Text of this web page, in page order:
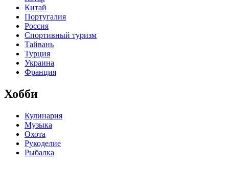
Китай
Португалия
Россия
Спортивный туризм
Тайвань
Турция
Украина
Франция
Хобби
Кулинария
Музыка
Охота
Рукоделие
Рыбалка